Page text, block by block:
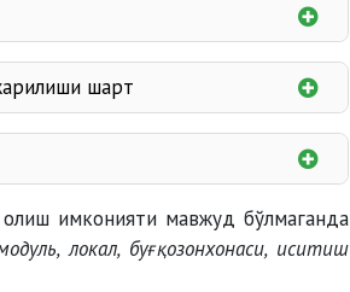
50–
шарт
имконияти мавжуд бўлмаганда
локал, буғ қозонхонаси, иситиш